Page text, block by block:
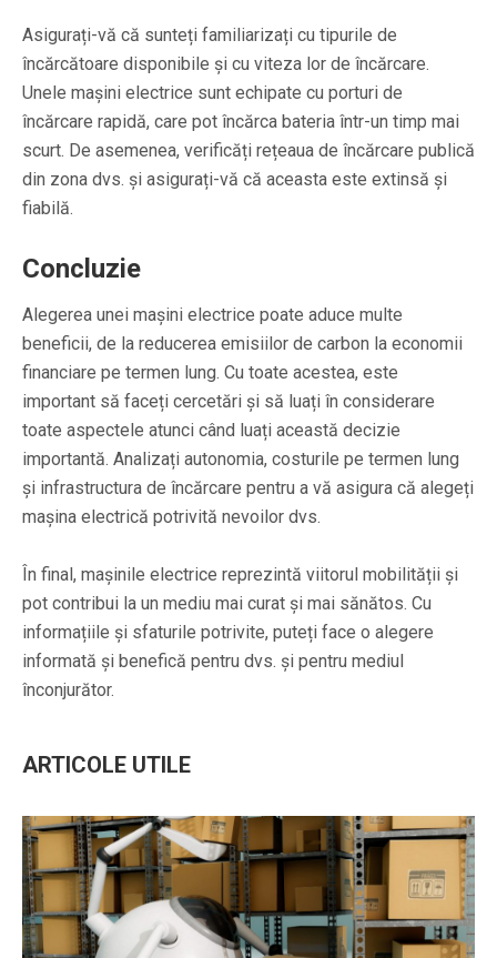
Asigurați-vă că sunteți familiarizați cu tipurile de
încărcătoare disponibile și cu viteza lor de încărcare.
Unele mașini electrice sunt echipate cu porturi de
încărcare rapidă, care pot încărca bateria într-un timp mai
scurt. De asemenea, verificăți rețeaua de încărcare publică
din zona dvs. și asigurați-vă că aceasta este extinsă și
fiabilă.
Concluzie
Alegerea unei mașini electrice poate aduce multe
beneficii, de la reducerea emisiilor de carbon la economii
financiare pe termen lung. Cu toate acestea, este
important să faceți cercetări și să luați în considerare
toate aspectele atunci când luați această decizie
importantă. Analizați autonomia, costurile pe termen lung
și infrastructura de încărcare pentru a vă asigura că alegeți
mașina electrică potrivită nevoilor dvs.
În final, mașinile electrice reprezintă viitorul mobilității și
pot contribui la un mediu mai curat și mai sănătos. Cu
informațiile și sfaturile potrivite, puteți face o alegere
informată și benefică pentru dvs. și pentru mediul
înconjurător.
ARTICOLE UTILE